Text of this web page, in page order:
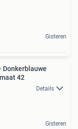
Gisteren
Donkerblauwe
42
Details
Gisteren